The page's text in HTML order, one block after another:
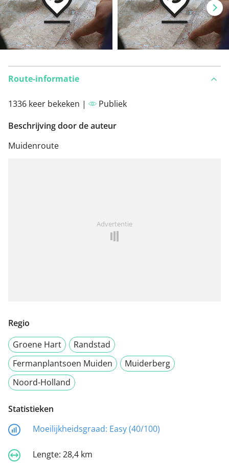
Route-informatie
1336 keer bekeken |
Publiek
Beschrijving door de auteur
Muidenroute
Advertentie
Regio
Groene Hart
Randstad
Fermanplantsoen Muiden
Muiderberg
Noord-Holland
Statistieken
Moeilijkheidsgraad: Easy (40/100)
Lengte: 28,4 km